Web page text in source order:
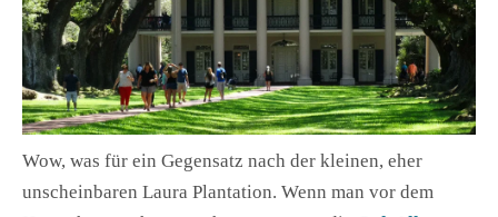
Wow, was für ein Gegensatz nach der kleinen, eher
unscheinbaren Laura Plantation. Wenn man vor dem